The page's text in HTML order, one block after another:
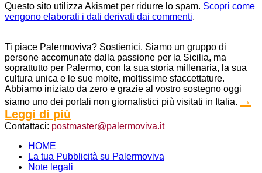
Questo sito utilizza Akismet per ridurre lo spam. Scopri come
vengono elaborati i dati derivati dai commenti.
Ti piace Palermoviva? Sostienici. Siamo un gruppo di
persone accomunate dalla passione per la Sicilia, ma
soprattutto per Palermo, con la sua storia millenaria, la sua
cultura unica e le sue molte, moltissime sfaccettature.
Abbiamo iniziato da zero e grazie al vostro sostegno oggi
siamo uno dei portali non giornalistici più visitati in Italia. →
Leggi di più
Contattaci: postmaster@palermoviva.it
HOME
La tua Pubblicità su Palermoviva
Note legali